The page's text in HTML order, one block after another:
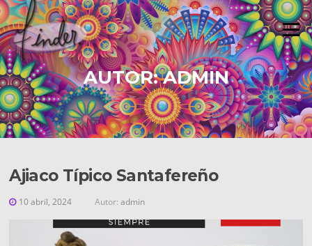
Saltar
al
contenido
Menú
AUTOR:ADMIN
Ajiaco Típico Santafereño
10 abril, 2024 Autor:admin